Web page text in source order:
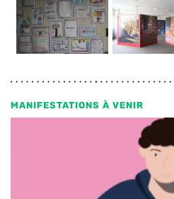
MANIFESTATIONS À VENIR